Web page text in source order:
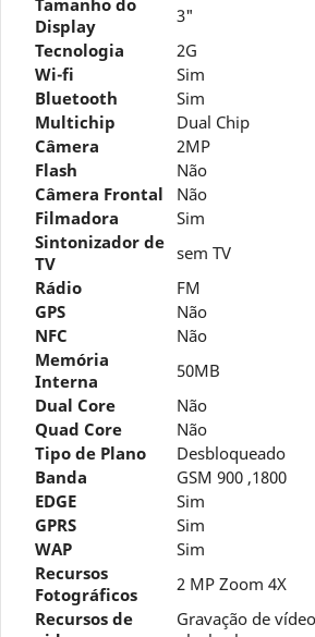
Tamanho do
Display
3"
Tecnologia
2G
Wi-fi
Sim
Bluetooth
Sim
Multichip
Dual Chip
Câmera
2MP
Flash
Não
Câmera Frontal
Não
Filmadora
Sim
Sintonizador de
TV
sem TV
Rádio
FM
GPS
Não
NFC
Não
Memória
Interna
50MB
Dual Core
Não
Quad Core
Não
Tipo de Plano
Desbloqueado
Banda
GSM 900 ,1800
EDGE
Sim
GPRS
Sim
WAP
Sim
Recursos
Fotográficos
2 MP Zoom 4X
Recursos de
Gravação de